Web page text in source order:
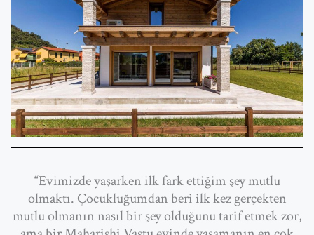
“Evimizde yaşarken ilk fark ettiğim şey mutlu
olmaktı. Çocukluğumdan beri ilk kez gerçekten
mutlu olmanın nasıl bir şey olduğunu tarif etmek zor,